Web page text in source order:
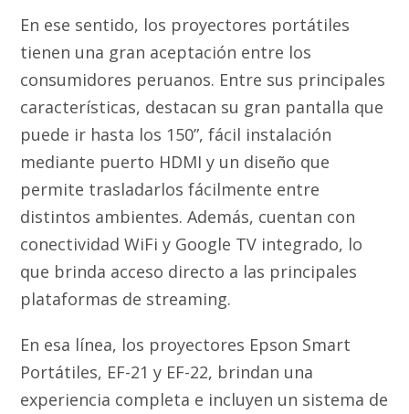
En ese sentido, los proyectores portátiles
tienen una gran aceptación entre los
consumidores peruanos. Entre sus principales
características, destacan su gran pantalla que
puede ir hasta los 150”, fácil instalación
mediante puerto HDMI y un diseño que
permite trasladarlos fácilmente entre
distintos ambientes. Además, cuentan con
conectividad WiFi y Google TV integrado, lo
que brinda acceso directo a las principales
plataformas de streaming.
En esa línea, los proyectores Epson Smart
Portátiles, EF-21 y EF-22, brindan una
experiencia completa e incluyen un sistema de